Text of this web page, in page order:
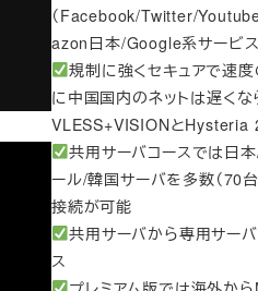
（Facebook/Twitter/
azon日本/Google系サービ
規制に強くセキュアで速
に中国国内のネットは遅く
VLESS+VISIONとHysteria
共用サーバコースでは日
ール/韓国サーバを多数（70
接続が可能
共用サーバから専用サー
ス